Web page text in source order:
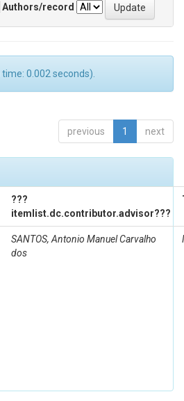
Authors/record
0.002 seconds).
previous 1 next
???
itemlist.dc.contributor.advisor???
SANTOS, Antonio Manuel Carvalho
dos